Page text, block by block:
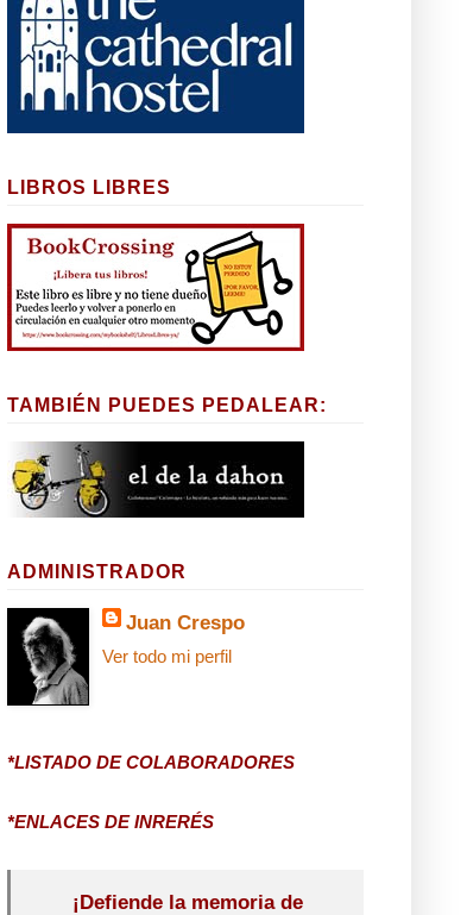
LIBROS LIBRES
TAMBIÉN PUEDES PEDALEAR:
ADMINISTRADOR
Juan Crespo
Ver todo mi perfil
*LISTADO DE COLABORADORES
*ENLACES DE INRERÉS
¡Defiende la memoria de